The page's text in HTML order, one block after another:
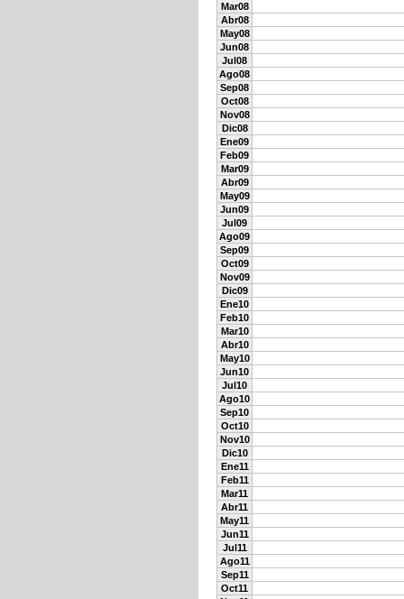
Mar08
Abr08
May08
Jun08
Jul08
Ago08
Sep08
Oct08
Nov08
Dic08
Ene09
Feb09
Mar09
Abr09
May09
Jun09
Jul09
Ago09
Sep09
Oct09
Nov09
Dic09
Ene10
Feb10
Mar10
Abr10
May10
Jun10
Jul10
Ago10
Sep10
Oct10
Nov10
Dic10
Ene11
Feb11
Mar11
Abr11
May11
Jun11
Jul11
Ago11
Sep11
Oct11